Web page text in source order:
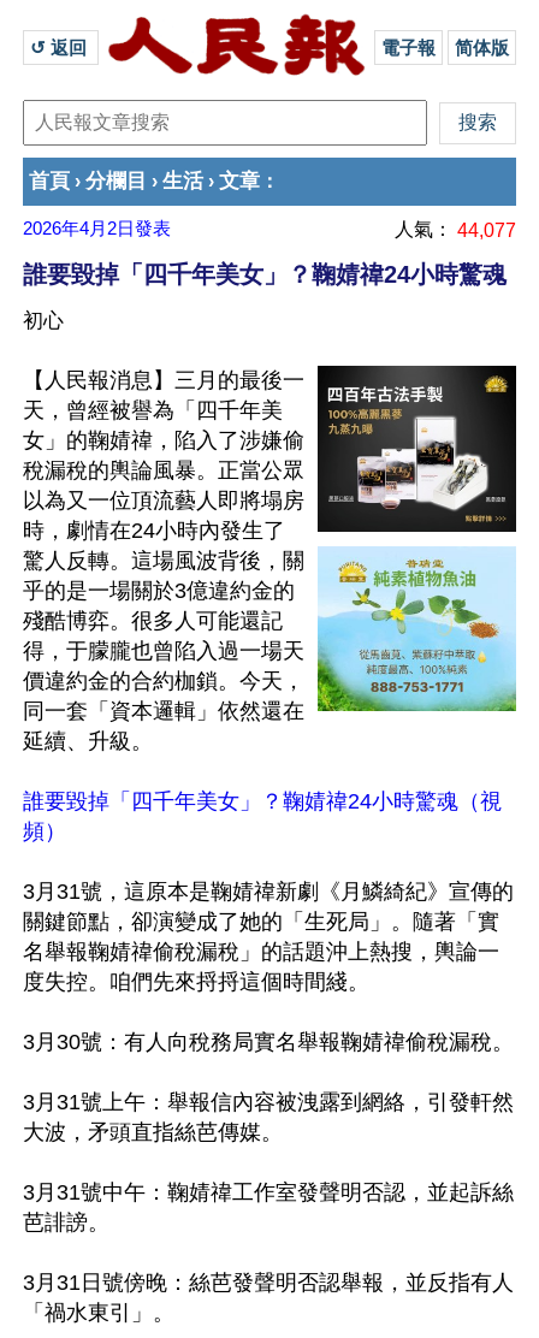
↺ 返回 電子報 简体版
首頁 › 分欄目 › 生活 › 文章 ：
2026年4月2日發表 人氣： 44,077
誰要毀掉「四千年美女」？鞠婧禕24小時驚魂
初心
【人民報消息】三月的最後一
天，曾經被譽為「四千年美
女」的鞠婧禕，陷入了涉嫌偷
稅漏稅的輿論風暴。正當公眾
以為又一位頂流藝人即將塌房
時，劇情在24小時內發生了
驚人反轉。這場風波背後，關
乎的是一場關於3億違約金的
殘酷博弈。很多人可能還記
得，于朦朧也曾陷入過一場天
價違約金的合約枷鎖。今天，
同一套「資本邏輯」依然還在
延續、升級。
誰要毀掉「四千年美女」？鞠婧禕24小時驚魂（視
頻）
3月31號，這原本是鞠婧禕新劇《月鱗綺紀》宣傳的
關鍵節點，卻演變成了她的「生死局」。隨著「實
名舉報鞠婧禕偷稅漏稅」的話題沖上熱搜，輿論一
度失控。咱們先來捋捋這個時間綫。
3月30號：有人向稅務局實名舉報鞠婧禕偷稅漏稅。
3月31號上午：舉報信內容被洩露到網絡，引發軒然
大波，矛頭直指絲芭傳媒。
3月31號中午：鞠婧禕工作室發聲明否認，並起訴絲
芭誹謗。
3月31日號傍晚：絲芭發聲明否認舉報，並反指有人
「禍水東引」。